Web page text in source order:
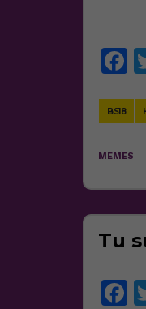
BS18
MEMES
Tu